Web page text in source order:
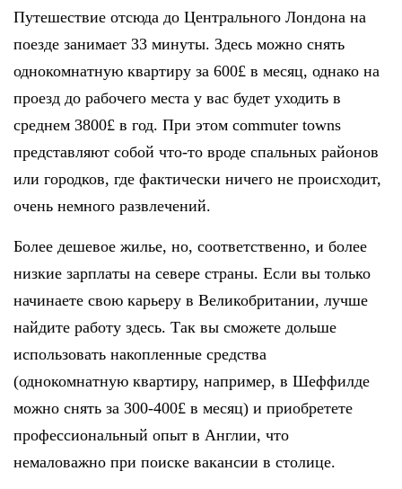
Путешествие отсюда до Центрального Лондона на
поезде занимает 33 минуты. Здесь можно снять
однокомнатную квартиру за 600£ в месяц, однако на
проезд до рабочего места у вас будет уходить в
среднем 3800£ в год. При этом commuter towns
представляют собой что-то вроде спальных районов
или городков, где фактически ничего не происходит,
очень немного развлечений.
Более дешевое жилье, но, соответственно, и более
низкие зарплаты на севере страны. Если вы только
начинаете свою карьеру в Великобритании, лучше
найдите работу здесь. Так вы сможете дольше
использовать накопленные средства
(однокомнатную квартиру, например, в Шеффилде
можно снять за 300-400£ в месяц) и приобретете
профессиональный опыт в Англии, что
немаловажно при поиске вакансии в столице.